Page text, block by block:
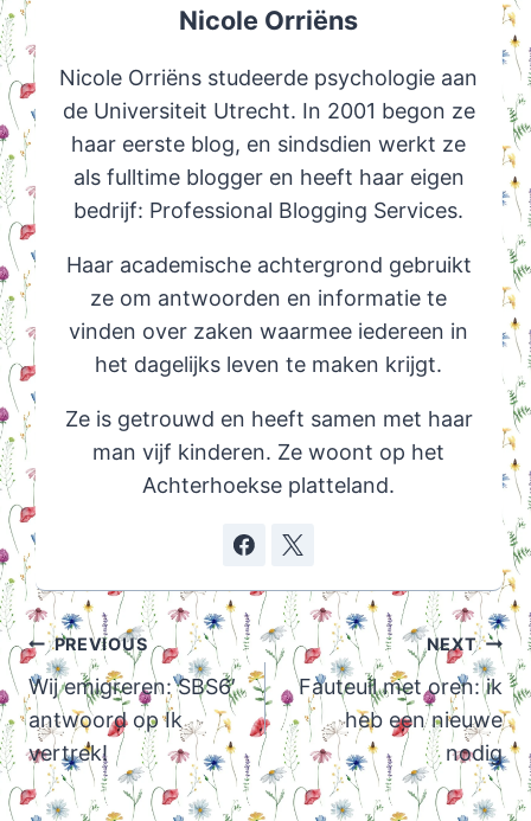
Nicole Orriëns
Nicole Orriëns studeerde psychologie aan
de Universiteit Utrecht. In 2001 begon ze
haar eerste blog, en sindsdien werkt ze
als fulltime blogger en heeft haar eigen
bedrijf: Professional Blogging Services.
Haar academische achtergrond gebruikt
ze om antwoorden en informatie te
vinden over zaken waarmee iedereen in
het dagelijks leven te maken krijgt.
Ze is getrouwd en heeft samen met haar
man vijf kinderen. Ze woont op het
Achterhoekse platteland.
Post
navigation
PREVIOUS
Wij emigreren: SBS6′
antwoord op Ik
vertrek!
NEXT
Fauteuil met oren: ik
heb een nieuwe
nodig